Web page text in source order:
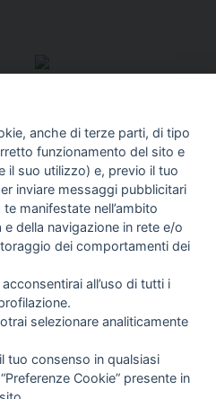
Vedi tutti
anche di terze parti, di tipo
funzionamento del sito e
il suo utilizzo) e, previo il tuo
inviare messaggi pubblicitari
manifestate nell’ambito
e della navigazione in rete e/o
dei comportamenti dei
all’uso di tutti i
selezionare analiticamente
tuo consenso in qualsiasi
Cookie” presente in